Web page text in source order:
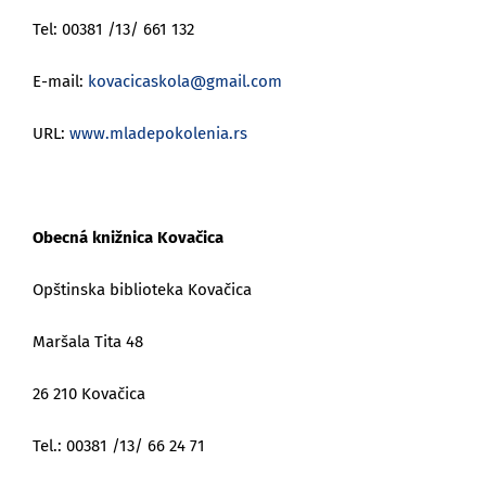
Tel: 00381 /13/ 661 132
E-mail: kovacicaskola@gmail.com
URL: www.mladepokolenia.rs
Obecná knižnica Kovačica
Opštinska biblioteka Kovačica
Maršala Tita 48
26 210 Kovačica
Tel.: 00381 /13/ 66 24 71